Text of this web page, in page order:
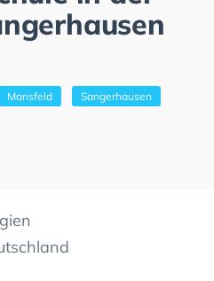
Mansfeld Sangerhausen